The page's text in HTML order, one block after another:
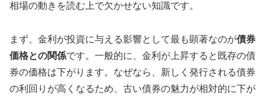
相場の動きを読む上で欠かせない知識です。
まず、金利が投資に与える影響として最も顕著なのが債券
価格との関係です。一般的に、金利が上昇すると既存の債
券の価格は下がります。なぜなら、新しく発行される債券
の利回りが高くなるため、古い債券の魅力が相対的に下が